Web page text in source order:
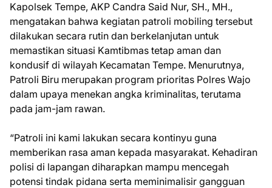
Kapolsek Tempe, AKP Candra Said Nur, SH., MH.,
mengatakan bahwa kegiatan patroli mobiling tersebut
dilakukan secara rutin dan berkelanjutan untuk
memastikan situasi Kamtibmas tetap aman dan
kondusif di wilayah Kecamatan Tempe. Menurutnya,
Patroli Biru merupakan program prioritas Polres Wajo
dalam upaya menekan angka kriminalitas, terutama
pada jam-jam rawan.
“Patroli ini kami lakukan secara kontinyu guna
memberikan rasa aman kepada masyarakat. Kehadiran
polisi di lapangan diharapkan mampu mencegah
potensi tindak pidana serta meminimalisir gangguan